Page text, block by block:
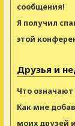
сообщения!
Я получил
этой
Друзья и
Что означают
Как мне
моих друзей